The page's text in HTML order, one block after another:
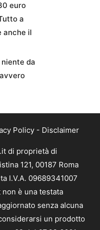
euro
a
anche il
da
Policy - Disclaimer
di proprietà di
121, 00187 Roma
I.V.A. 09689341007
è una testata
senza alcuna
un prodotto